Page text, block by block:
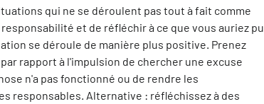
qui ne se déroulent pas tout à fait comme
et de réfléchir à ce que vous auriez pu
se déroule de manière plus positive. Prenez
rapport à l'impulsion de chercher une excuse
n'a pas fonctionné ou de rendre les
responsables. Alternative : réfléchissez à des